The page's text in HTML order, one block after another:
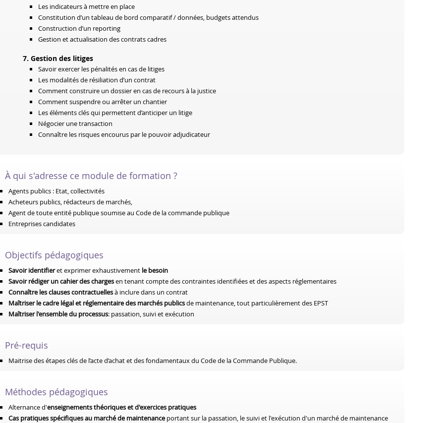
Les indicateurs à mettre en place
Constitution d’un tableau de bord comparatif / données, budgets attendus
Construction d’un reporting
Gestion et actualisation des contrats cadres
7. Gestion des litiges
Savoir exercer les pénalités en cas de litiges
Les modalités de résiliation d’un contrat
Comment construire un dossier en cas de recours à la justice
Comment suspendre ou arrêter un chantier
Les éléments clés qui permettent d’anticiper un litige
Négocier une transaction
Connaître les risques encourus par le pouvoir adjudicateur
À qui s'adresse ce module de formation ?
Agents publics : Etat, collectivités
Acheteurs publics, rédacteurs de marchés,
Agent de toute entité publique soumise au Code de la commande publique
Entreprises candidates
Objectifs pédagogiques
Savoir identifieret exprimer exhaustivement le besoin
Savoir rédiger un cahier des chargesen tenant compte des contraintes identifiées et des aspects réglementaires
Connaître les clauses contractuellesà inclure dans un contrat
Maîtriser le cadre légal et réglementaire des marchés publicsde maintenance, tout particulièrement des EPST
Maîtriser l'ensemble du processus: passation, suivi et exécution
Pré-requis
Maitrise des étapes clés de l’acte d’achat et des fondamentaux du Code de la Commande Publique.
Méthodes pédagogiques
Alternance d'enseignements théoriques et d'exercices pratiques
Cas pratiques spécifiques au marché de maintenanceportant sur la passation, le suivi et l'exécution d'un marché de maintenance